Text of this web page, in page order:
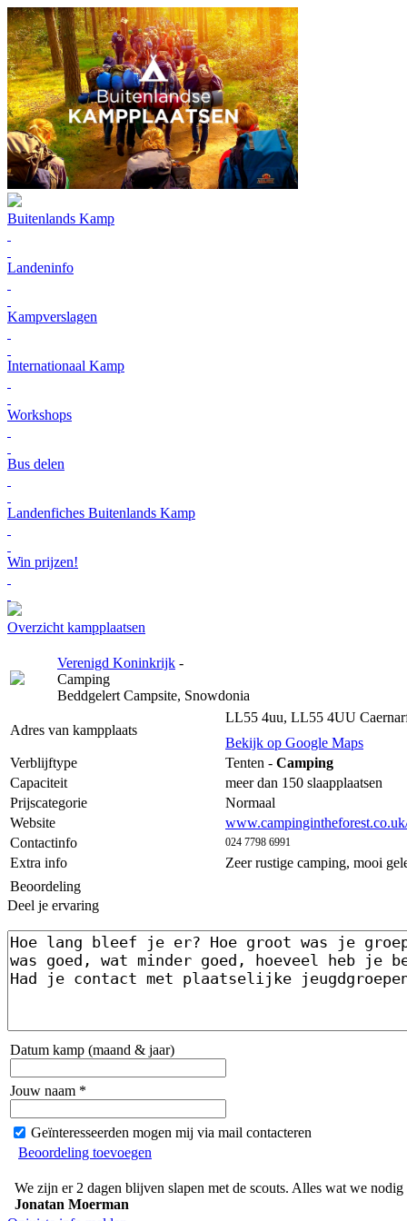
Buitenlands Kamp
Landeninfo
Kampverslagen
Internationaal Kamp
Workshops
Bus delen
Landenfiches Buitenlands Kamp
Win prijzen!
Overzicht kampplaatsen
Verenigd Koninkrijk -
Camping
Beddgelert Campsite, Snowdonia
Adres van kampplaats
LL55 4uu, LL55 4UU
Bekijk op Google Maps
Verblijftype
Tenten - Camping
Capaciteit
meer dan 150 slaapplaatsen
Prijscategorie
Normaal
Website
Contactinfo
024 7798 6991
Extra info
Zeer rustige camping, mooi
Beoordeling
Deel je ervaring
Datum kamp (maand & jaar)
Jouw naam *
Geïnteresseerden mogen mij via mail contacteren
Beoordeling toevoegen
We zijn er 2 dagen blijven slapen met de scouts. Alles wat we
Jonatan Moerman